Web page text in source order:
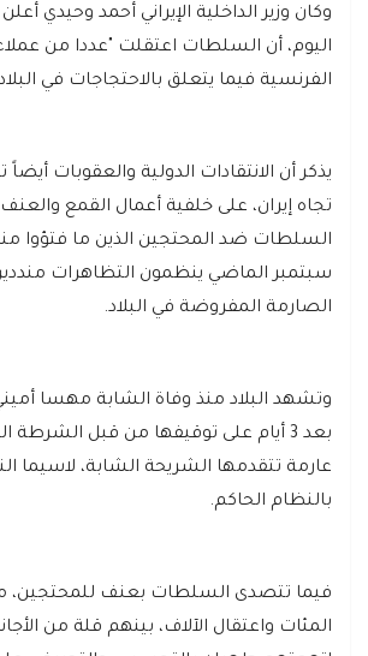
وكان وزير الداخلية الإيراني أحمد وحيدي
اليوم، أن السلطات اعتقلت "عددا من
الفرنسية فيما يتعلق بالاحتجاجات في
يذكر أن الانتقادات الدولية والعقوبات
تجاه إيران، على خلفية أعمال القمع
السلطات ضد المحتجين الذين ما فتؤوا
سبتمبر الماضي ينظمون التظاهرات منددين
الصارمة المفروضة في البلاد.
بعد 3 أيام على توقيفها من قبل الشرطة
عارمة تتقدمها الشريحة الشابة، لاسيما
بالنظام الحاكم.
فيما تتصدى السلطات بعنف للمحتجين،
المئات واعتقال الآلاف، بينهم قلة من